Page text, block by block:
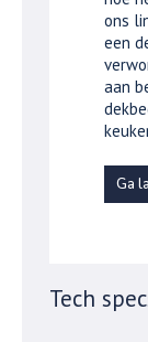
ons
een
aan
Ga
Tech